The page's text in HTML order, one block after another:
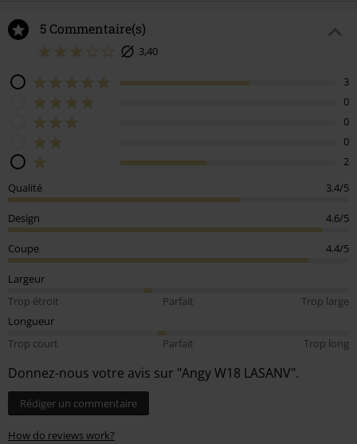
5 Commentaire(s)
3,40
3
0
0
0
2
Qualité
3.4/5
Design 4.6/5
Coupe 4.4/5
Largeur
Trop étroit
Parfait
Trop large
Longueur
Trop court
Parfait Trop long
Donnez-nous votre avis sur "Angy W18 LASANV".
Rédiger un commentaire
How do reviews work?